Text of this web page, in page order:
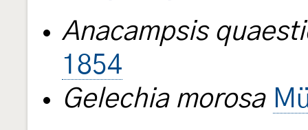
Anacampsis
1854
Gelechia morosa